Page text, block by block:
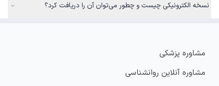
نسخه الکترونیکی چیست و چطور می‌توان آن را دریافت کرد؟
مشاوره پزشکی
مشاوره آنلاین روانشناسی